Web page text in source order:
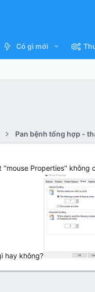
Có gì mới
Properties''
hay không?